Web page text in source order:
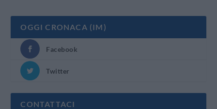
OGGI CRONACA (IM)
Facebook
Twitter
CONTATTACI